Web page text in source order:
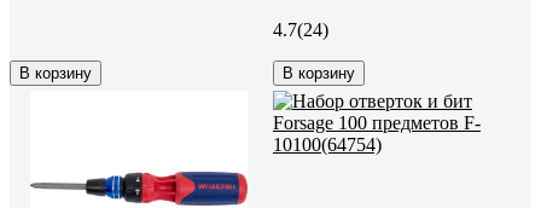
В корзину
4.7(24)
В корзину